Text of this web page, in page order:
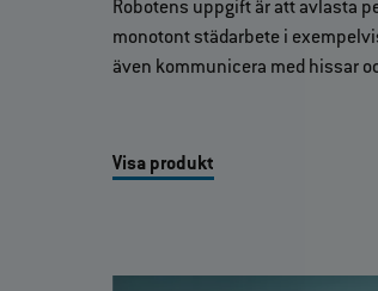
Robotens uppgift är att avlasta
monotont städarbete i
även kommunicera med hissar
Visa produkt